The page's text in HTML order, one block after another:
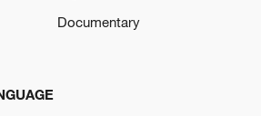
Documentary